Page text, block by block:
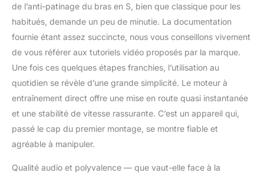
de l’anti-patinage du bras en S, bien que classique pour les
habitués, demande un peu de minutie. La documentation
fournie étant assez succincte, nous vous conseillons vivement
de vous référer aux tutoriels vidéo proposés par la marque.
Une fois ces quelques étapes franchies, l’utilisation au
quotidien se révèle d’une grande simplicité. Le moteur à
entraînement direct offre une mise en route quasi instantanée
et une stabilité de vitesse rassurante. C’est un appareil qui,
passé le cap du premier montage, se montre fiable et
agréable à manipuler.
Qualité audio et polyvalence — que vaut-elle face à la